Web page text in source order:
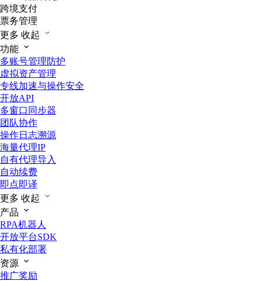
跨境支付
票务管理
更多 收起
功能
多账号管理防护
虚拟资产管理
专线加速与操作安全
开放API
多窗口同步器
团队协作
操作日志溯源
海量代理IP
自有代理导入
自动续费
即点即译
更多 收起
产品
RPA机器人
开放平台SDK
私有化部署
资源
推广奖励